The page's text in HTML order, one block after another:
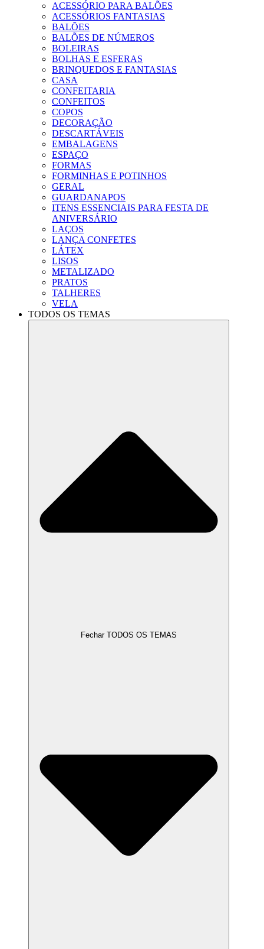
ACESSÓRIO PARA BALÕES
ACESSÓRIOS FANTASIAS
BALÕES
BALÕES DE NÚMEROS
BOLEIRAS
BOLHAS E ESFERAS
BRINQUEDOS E FANTASIAS
CASA
CONFEITARIA
CONFEITOS
COPOS
DECORAÇÃO
DESCARTÁVEIS
EMBALAGENS
ESPAÇO
FORMAS
FORMINHAS E POTINHOS
GERAL
GUARDANAPOS
ITENS ESSENCIAIS PARA FESTA DE
ANIVERSÁRIO
LAÇOS
LANÇA CONFETES
LÁTEX
LISOS
METALIZADO
PRATOS
TALHERES
VELA
TODOS OS TEMAS
Fechar TODOS OS TEMAS